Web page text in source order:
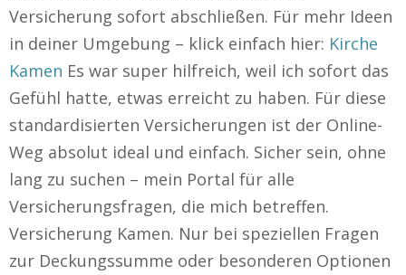
Versicherung sofort abschließen. Für mehr Ideen
in deiner Umgebung – klick einfach hier: Kirche
Kamen Es war super hilfreich, weil ich sofort das
Gefühl hatte, etwas erreicht zu haben. Für diese
standardisierten Versicherungen ist der Online-
Weg absolut ideal und einfach. Sicher sein, ohne
lang zu suchen – mein Portal für alle
Versicherungsfragen, die mich betreffen.
Versicherung Kamen. Nur bei speziellen Fragen
zur Deckungssumme oder besonderen Optionen